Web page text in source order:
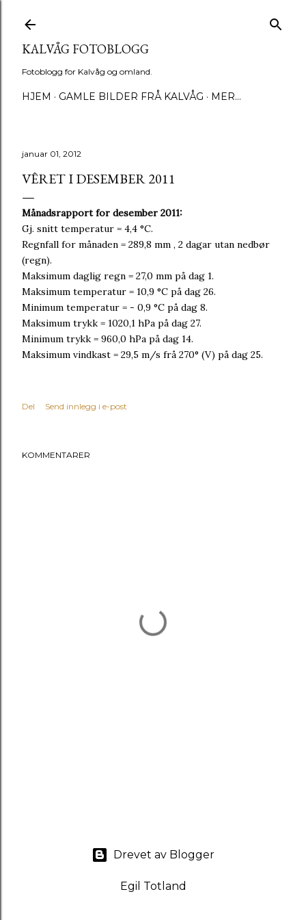
KALVÅG FOTOBLOGG
Fotoblogg for Kalvåg og omland.
HJEM GAMLE BILDER FRÅ KALVÅG MER…
januar 01, 2012
VÊRET I DESEMBER 2011
Månadsrapport for desember 2011:
Gj. snitt temperatur = 4,4 °C.
Regnfall for månaden = 289,8 mm , 2 dagar utan nedbør
(regn).
Maksimum daglig regn = 27,0 mm på dag 1.
Maksimum temperatur = 10,9 °C på dag 26.
Minimum temperatur = - 0,9 °C på dag 8.
Maksimum trykk = 1020,1 hPa på dag 27.
Minimum trykk = 960,0 hPa på dag 14.
Maksimum vindkast = 29,5 m/s frå 270° (V) på dag 25.
Del Send innlegg i e-post
KOMMENTARER
Drevet av Blogger
Egil Totland